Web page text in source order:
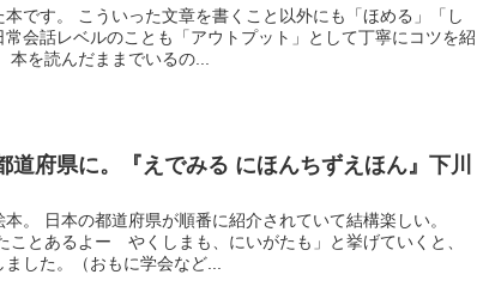
です。 こういった文章を書くこと以外にも「ほめる」「し
会話レベルのことも「アウトプット」として丁寧にコツを紹
を読んだままでいるの...
道府県に。『えでみる にほんちずえほん』下川
。 日本の都道府県が順番に紹介されていて結構楽しい。
ことあるよー やくしまも、にいがたも」と挙げていくと、
した。（おもに学会など...